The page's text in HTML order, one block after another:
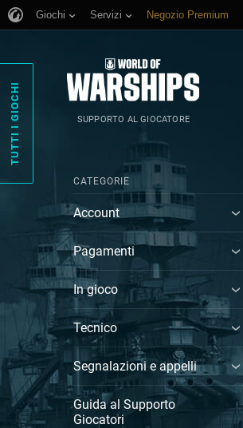
Giochi Servizi Negozio Premium
TUTTI I GIOCHI SUPPORTO AL GIOCATORE
CATEGORIE
Account
Pagamenti
In gioco
Tecnico
Segnalazioni e appelli
Guida al Supporto
Giocatori